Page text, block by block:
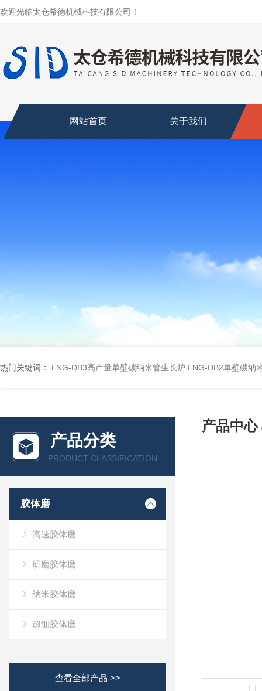
欢迎光临太仓希德机械科技有限公司！
网站首页 关于我们
热门关键词： LNG-DB3高产量单壁碳纳米管生长炉 LNG-DB2单壁碳纳
产品分类
PRODUCT CLASSIFICATION
胶体磨
高速胶体磨
研磨胶体磨
纳米胶体磨
超细胶体磨
查看全部产品 >>
产品中心